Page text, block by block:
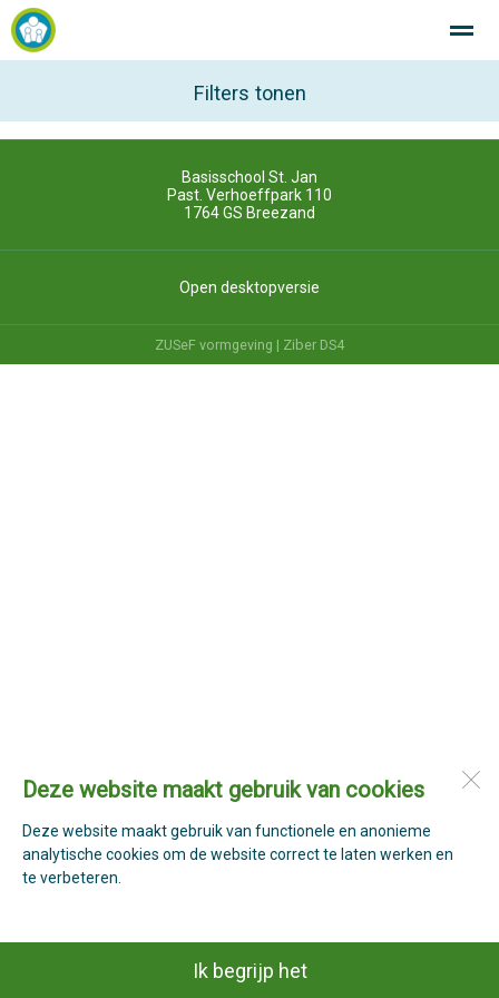
SintJan R.K. Basisschool Breezand Altijd in beweging!
Zoeken Nieuws
Deze website maakt gebruik van cookies
Deze website maakt gebruik van functionele en anonieme
analytische cookies om de website correct te laten werken en
te verbeteren.
Ik begrijp het
Filters tonen
Basisschool St. Jan
Past. Verhoeffpark 110
1764 GS Breezand
Open desktopversie
ZUSeF vormgeving | Ziber DS4